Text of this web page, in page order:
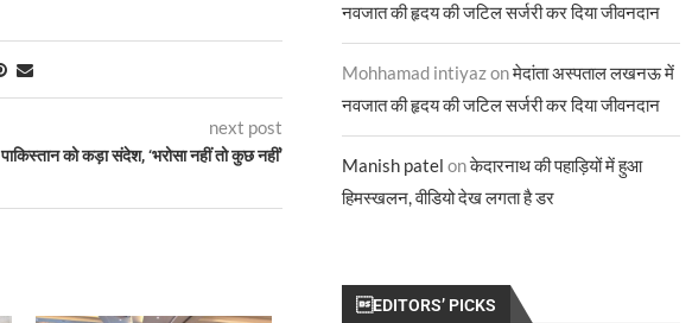
next post
को कड़ा संदेश, ‘भरोसा नहीं तो कुछ नहीं’
नवजात की हृदय की जटिल सर्जरी कर दिया जीवनदान
Mohhamad intiyazonमेदांता अस्पताल लखनऊ में
नवजात की हृदय की जटिल सर्जरी कर दिया जीवनदान
Manish patel onकेदारनाथ की पहाड़ियों में हुआ
हिमस्खलन, वीडियो देख लगता है डर
EDITORS’ PICKS